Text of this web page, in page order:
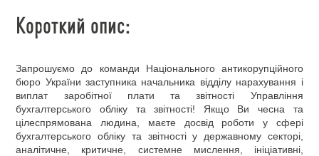
Короткий опис:
Запрошуємо до команди Національного антикорупційного
бюро України заступника начальника відділу нарахування і
виплат заробітної плати та звітності Управління
бухгалтерського обліку та звітності! Якщо Ви чесна та
цілеспрямована людина, маєте досвід роботи у сфері
бухгалтерського обліку та звітності у державному секторі,
аналітичне, критичне, системне мислення, ініціативні,